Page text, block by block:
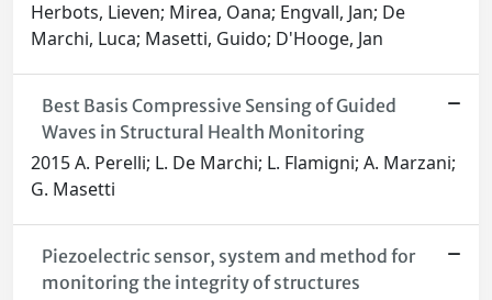
Herbots, Lieven; Mirea, Oana; Engvall, Jan; De
Marchi, Luca; Masetti, Guido; D'Hooge, Jan
Best Basis Compressive Sensing of Guided
Waves in Structural Health Monitoring
2015 A. Perelli; L. De Marchi; L. Flamigni; A. Marzani;
G. Masetti
Piezoelectric sensor, system and method for
monitoring the integrity of structures